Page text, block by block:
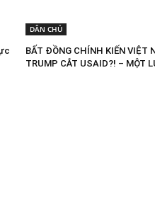
DÂN CHỦ
BẤT ĐỒNG CHÍNH KIẾN VIỆT
TRUMP CẮT USAID?! – MỘT